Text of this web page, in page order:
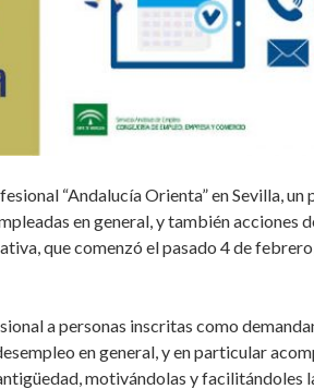
“Andalucía Orienta” en Sevilla, un
en general, y también acciones
que comenzó el pasado 4 de
a personas inscritas como
en general, y en particular
motivándolas y